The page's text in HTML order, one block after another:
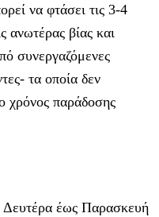
να φτάσει τις 3-4
ανωτέρας βίας και
συνεργαζόμενες
τα οποία δεν
χρόνος παράδοσης
Δευτέρα έως Παρασκευή